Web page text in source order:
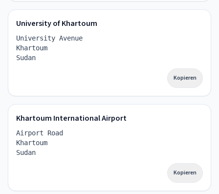
University of Khartoum
University Avenue
Khartoum
Sudan
Kopieren
Khartoum International Airport
Airport Road
Khartoum
Sudan
Kopieren